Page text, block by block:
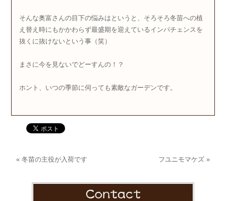
そんな奥富さんの目下の悩みはというと、そろそろ冬苗への植
え替え時にもかかわらず最盛期を迎えているインパチェンスを
抜くに抜けないという事（笑）
まさに今を見ないでどーすんの！？
ホント、いつの季節に伺っても素敵なガーデンです。
«冬苗の主役が入荷です フユニモマケズ»